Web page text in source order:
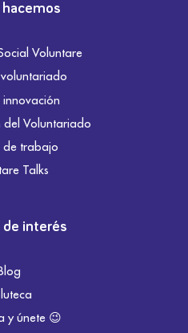
hacemos
Voluntare
del Voluntariado
de trabajo
Talks
de interés
y únete 😉